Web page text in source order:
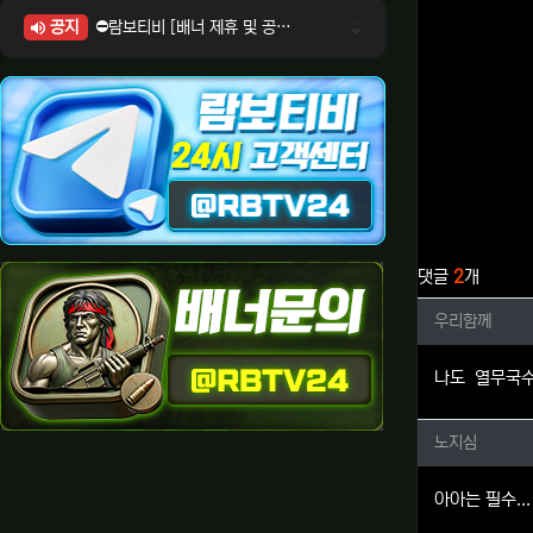
댓글 2개
우리함
우리함께
나도 열무국
노지심
노지심
아아는 필수...
공지
⛔람보티비 [배너 제휴 및 공식 입점 문의 안내]
⛔람보티비 [정회원 등급UP! 안내사항]
⛔람보티비 [채팅방 이용시 주의사항]
⛔람보티비 [공식보증업체 안내]